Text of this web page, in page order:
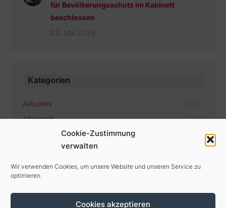
Cookie-Zustimmung
verwalten
Wir verwenden Cookies, um unsere Website und unseren Service zu
optimieren.
Cookies akzeptieren
für Bevölkerungsschutz im Kabinett
beschlossen
22. Mai 2026
Kategorien
Aktuelles
Allgemein
(27)
Aktuelle Termine